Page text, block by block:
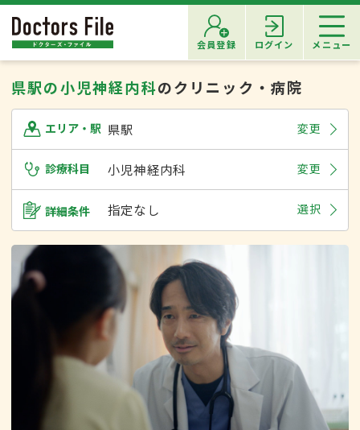
会員登録 ログイン メニュー
県駅の小児神経内科のクリニック・病院
エリア・駅 県駅 変更
診療科目 小児神経内科 変更
詳細条件 指定なし 選択